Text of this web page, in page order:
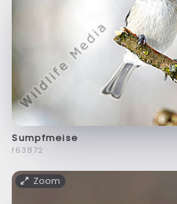
Sumpfmeise
f63872
Zoom